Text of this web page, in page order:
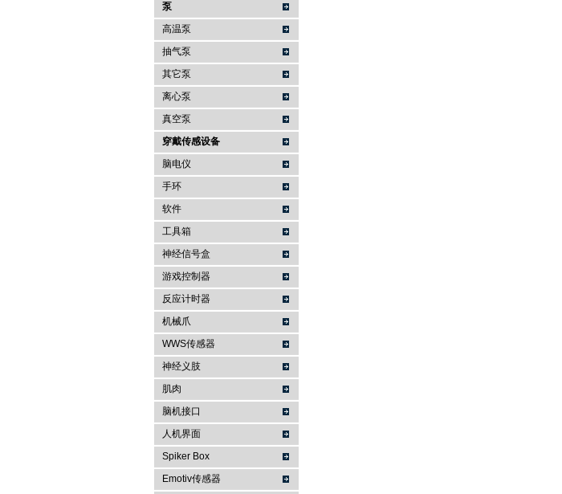
泵
高温泵
抽气泵
其它泵
离心泵
真空泵
穿戴传感设备
脑电仪
手环
软件
工具箱
神经信号盒
游戏控制器
反应计时器
机械爪
WWS传感器
神经义肢
肌肉
脑机接口
人机界面
Spiker Box
Emotiv传感器